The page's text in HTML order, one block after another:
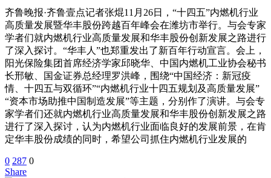
齐鲁晚报·齐鲁壹点记者张焜11月26日，“十四五”内燃机行业
高质量发展暨华丰股份跨越百年峰会在潍坊市举行。与会专家
学者们就内燃机行业高质量发展和华丰股份创新发展之路进行
了深入探讨。“华丰人”也郑重发出了新百年行动宣言。会上，
阳光保险集团首席经济学家邱晓华、中国内燃机工业协会秘书
长邢敏、国金证券总经理罗洪峰，围绕“中国经济：新冠疫
情、十四五与双循环”“内燃机行业十四五规划及高质量发展”
“资本市场助推中国制造发展”等主题，分别作了演讲。与会专
家学者们还就内燃机行业高质量发展和华丰股份创新发展之路
进行了深入探讨，认为内燃机行业面临良好的发展前景，在肯
定华丰股份成绩的同时，希望公司抓住内燃机行业发展的
0 287 0
Share